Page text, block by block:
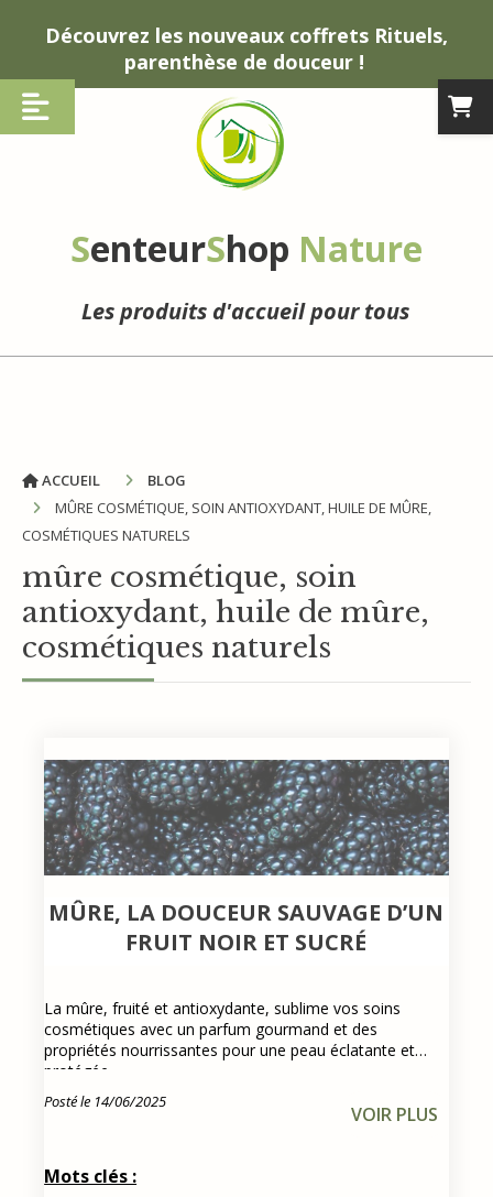
Découvrez les nouveaux coffrets Rituels,
parenthèse de douceur !
SenteurShop Nature
Les produits d'accueil pour tous
ACCUEIL
BLOG
MÛRE COSMÉTIQUE, SOIN ANTIOXYDANT, HUILE DE MÛRE,
COSMÉTIQUES NATURELS
mûre cosmétique, soin
antioxydant, huile de mûre,
cosmétiques naturels
MÛRE, LA DOUCEUR SAUVAGE D’UN
FRUIT NOIR ET SUCRÉ
La mûre, fruité et antioxydante, sublime vos soins
cosmétiques avec un parfum gourmand et des
propriétés nourrissantes pour une peau éclatante et
protégée
Posté le 14/06/2025
VOIR PLUS
Mots clés :